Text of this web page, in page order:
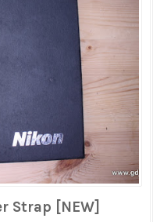
Strap [NEW]